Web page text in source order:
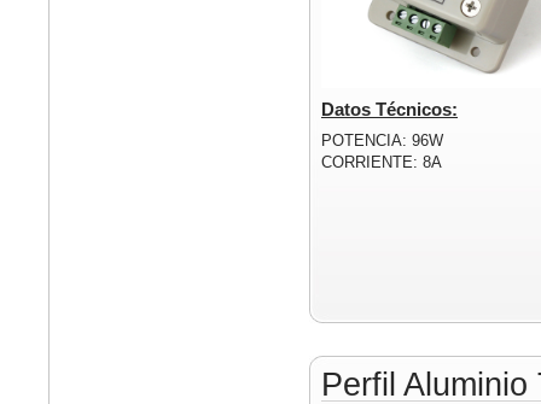
Datos Técnicos:
POTENCIA: 96W
CORRIENTE: 8A
Perfil Aluminio